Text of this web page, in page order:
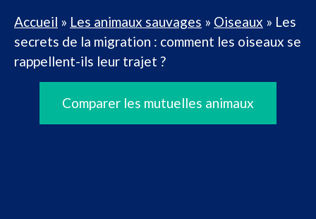
Accueil » Les animaux sauvages » Oiseaux » Les
secrets de la migration : comment les oiseaux se
rappellent-ils leur trajet ?
Comparer les mutuelles animaux